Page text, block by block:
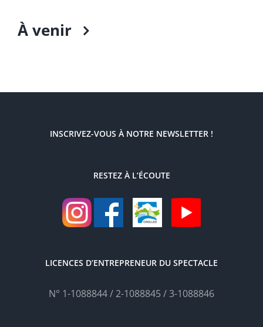
À venir
INSCRIVEZ-VOUS À NOTRE NEWSLETTER !
RESTEZ À L’ÉCOUTE
LICENCES D’ENTREPRENEUR DU SPECTACLE
N° 1-1088844 / 2-1088845 / 3-1088846